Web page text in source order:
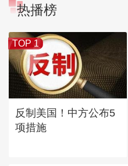
热播榜
TOP 1
反制美国！中方公布5
项措施